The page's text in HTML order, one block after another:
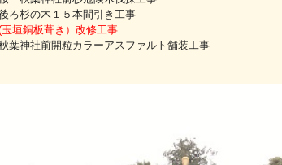
杉の木１５本間引き工事
垣銅板葺き）改修工事
神社前開粒カラーアスファルト舗装工事